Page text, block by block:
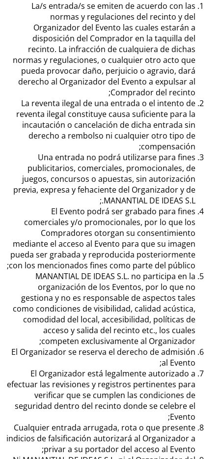
La/s entrada/s se emiten de acuerdo con las
normas y regulaciones del recinto y del
Organizador del Evento las cuales estarán a
disposición del Comprador en la taquilla del
recinto. La infracción de cualquiera de dichas
normas y regulaciones, o cualquier otro acto que
pueda provocar daño, perjuicio o agravio, dará
derecho al Organizador del Evento a expulsar al
Comprador del recinto;
La reventa ilegal de una entrada o el intento de
reventa ilegal constituye causa suficiente para la
incautación o cancelación de dicha entrada sin
derecho a rembolso ni cualquier otro tipo de
compensación;
Una entrada no podrá utilizarse para fines
publicitarios, comerciales, promocionales, de
juegos, concursos o apuestas, sin autorización
previa, expresa y fehaciente del Organizador y de
MANANTIAL DE IDEAS S.L.;
El Evento podrá ser grabado para fines
comerciales y/o promocionales, por lo que los
Compradores otorgan su consentimiento
mediante el acceso al Evento para que su imagen
pueda ser grabada y reproducida posteriormente
con los mencionados fines como parte del público;
MANANTIAL DE IDEAS S.L. no participa en la
organización de los Eventos, por lo que no
gestiona y no es responsable de aspectos tales
como condiciones de visibilidad, calidad acústica,
comodidad del local, accesibilidad, políticas de
acceso y salida del recinto etc., los cuales
competen exclusivamente al Organizador;
El Organizador se reserva el derecho de admisión
al Evento;
El Organizador está legalmente autorizado a
efectuar las revisiones y registros pertinentes para
verificar que se cumplen las condiciones de
seguridad dentro del recinto donde se celebre el
Evento;
Cualquier entrada arrugada, rota o que presente
indicios de falsificación autorizará al Organizador a
privar a su portador del acceso al Evento;